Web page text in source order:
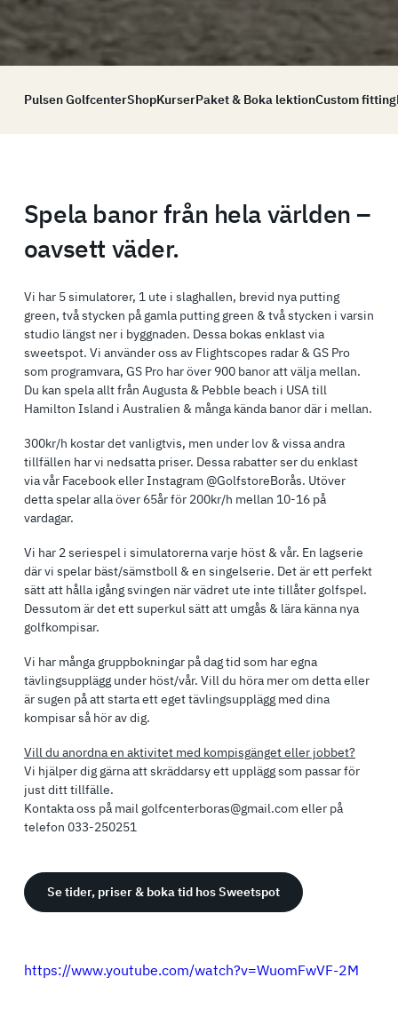
Pulsen GolfcenterShopKurserPaket & Boka lektionCustom fitting
Spela banor från hela världen –
oavsett väder.
Vi har 5 simulatorer, 1 ute i slaghallen, brevid nya putting
green, två stycken på gamla putting green & två stycken i varsin
studio längst ner i byggnaden. Dessa bokas enklast via
sweetspot. Vi använder oss av Flightscopes radar & GS Pro
som programvara, GS Pro har över 900 banor att välja mellan.
Du kan spela allt från Augusta & Pebble beach i USA till
Hamilton Island i Australien & många kända banor där i mellan.
300kr/h kostar det vanligtvis, men under lov & vissa andra
tillfällen har vi nedsatta priser. Dessa rabatter ser du enklast
via vår Facebook eller Instagram @GolfstoreBorås. Utöver
detta spelar alla över 65år för 200kr/h mellan 10-16 på
vardagar.
Vi har 2 seriespel i simulatorerna varje höst & vår. En lagserie
där vi spelar bäst/sämstboll & en singelserie. Det är ett perfekt
sätt att hålla igång svingen när vädret ute inte tillåter golfspel.
Dessutom är det ett superkul sätt att umgås & lära känna nya
golfkompisar.
Vi har många gruppbokningar på dag tid som har egna
tävlingsupplägg under höst/vår. Vill du höra mer om detta eller
är sugen på att starta ett eget tävlingsupplägg med dina
kompisar så hör av dig.
Vill du anordna en aktivitet med kompisgänget eller jobbet?
Vi hjälper dig gärna att skräddarsy ett upplägg som passar för
just ditt tillfälle.
Kontakta oss på mail golfcenterboras@gmail.com eller på
telefon 033-250251
Se tider, priser & boka tid hos Sweetspot
https://www.youtube.com/watch?v=WuomFwVF-2M